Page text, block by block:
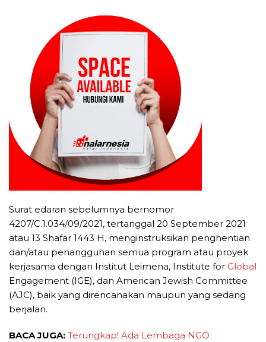
Surat edaran sebelumnya bernomor
4207/C.1.034/09/2021, tertanggal 20 September 2021
atau 13 Shafar 1443 H, menginstruksikan penghentian
dan/atau penangguhan semua program atau proyek
kerjasama dengan Institut Leimena, Institute for Global
Engagement (IGE), dan American Jewish Committee
(AJC), baik yang direncanakan maupun yang sedang
berjalan.
BACA JUGA: Terungkap! Ada Lembaga NGO